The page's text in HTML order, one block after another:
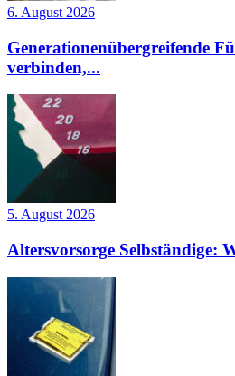
6. August 2026
Generationenübergreifende
verbinden,...
5. August 2026
Altersvorsorge Selbständige: